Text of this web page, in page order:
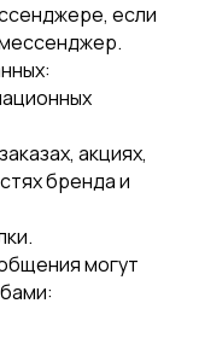
если
акциях,
бренда и
могут